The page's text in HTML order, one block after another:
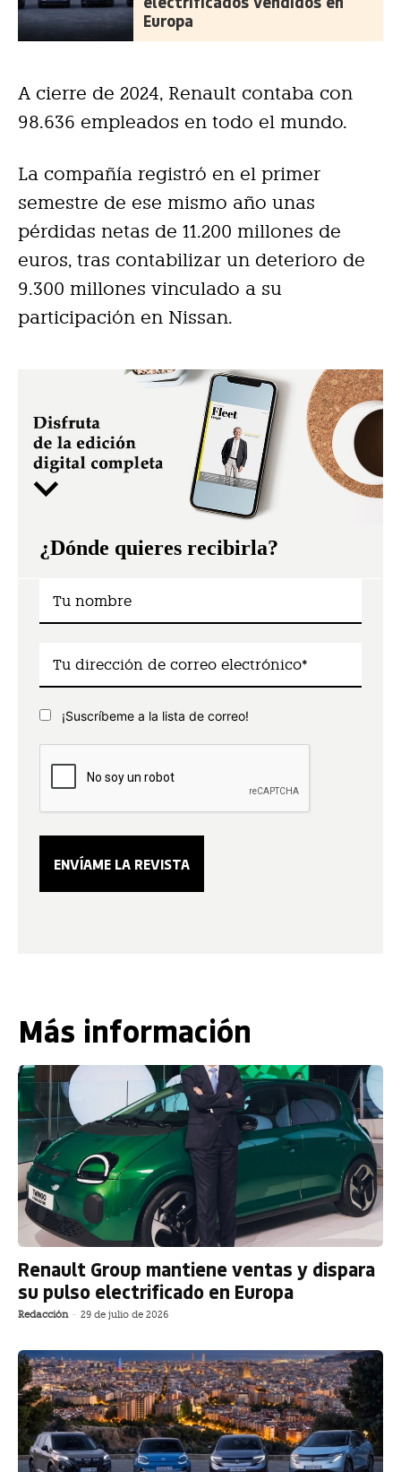
Europa
A cierre de 2024, Renault contaba con
98.636 empleados en todo el mundo.
La compañía registró en el primer
semestre de ese mismo año unas
pérdidas netas de 11.200 millones de
euros, tras contabilizar un deterioro de
9.300 millones vinculado a su
participación en Nissan.
¿Dónde quieres recibirla?
¡Suscríbeme a la lista de correo!
Más información
Renault Group mantiene ventas y dispara
su pulso electrificado en Europa
Redacción - 29 de julio de 2026